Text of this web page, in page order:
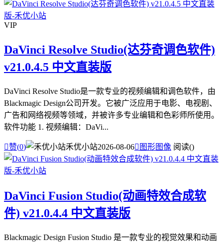
VIP
DaVinci Resolve Studio(达芬奇调色软件)
v21.0.4.5 中文直装版
DaVinci Resolve Studio是一款专业的视频编辑和调色软件，由
Blackmagic Design公司开发。它被广泛应用于电影、电视剧、
广告和网络视频等领域，并被许多专业编辑和色彩师所使用。
软件功能 1. 视频编辑：DaVi...
赞(0) 禾优小站2026-08-06 图形图像 阅读()
DaVinci Fusion Studio(动画特效合成软
件) v21.0.4.4 中文直装版
Blackmagic Design Fusion Studio 是一款专业的视觉效果和动画